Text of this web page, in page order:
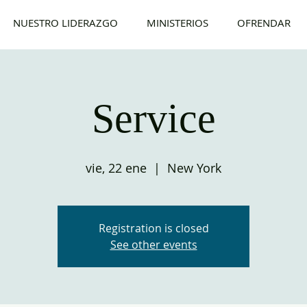
NUESTRO LIDERAZGO MINISTERIOS OFRENDAR
Service
vie, 22 ene
  |
New York
Registration is closed
See other events